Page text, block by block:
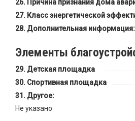
Причина признания дома
Класс энергетической
Дополнительная информация:
Элементы
Детская площадка
Спортивная площадка
Другое:
Не указано